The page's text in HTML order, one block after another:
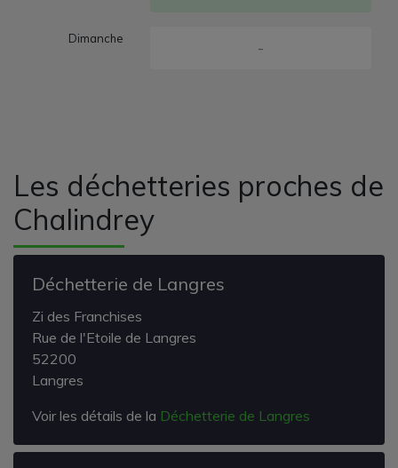
Les déchetteries proches de
Chalindrey
Déchetterie de Langres
Zi des Franchises
Rue de l'Etoile de Langres
52200
Langres
Voir les détails de la Déchetterie de Langres
Dimanche
-